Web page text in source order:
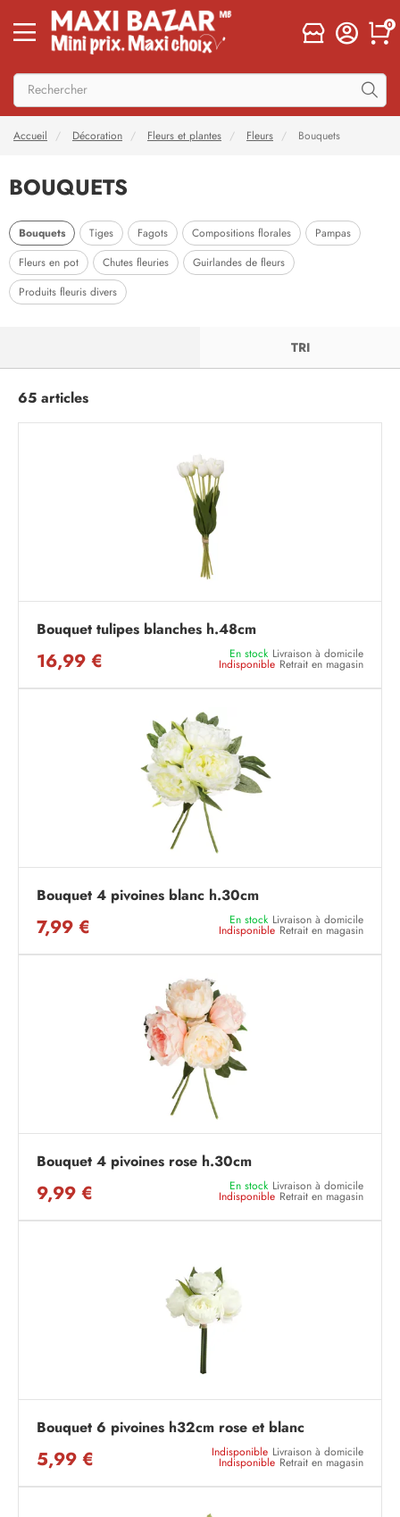
0
Accueil Décoration Fleurs et plantes Fleurs Bouquets
BOUQUETS
Bouquets Tiges Fagots Compositions florales Pampas
Fleurs en pot Chutes fleuries Guirlandes de fleurs
Produits fleuris divers
TRI
Bouquet tulipes blanches h.48cm
16,99 € En stock Livraison à domicile
Indisponible Retrait en magasin
Bouquet 4 pivoines blanc h.30cm
7,99 € En stock Livraison à domicile
Indisponible Retrait en magasin
Bouquet 4 pivoines rose h.30cm
9,99 € En stock Livraison à domicile
Indisponible Retrait en magasin
Bouquet 6 pivoines h32cm rose et blanc
5,99 € Indisponible Livraison à domicile
Indisponible Retrait en magasin
65 articles